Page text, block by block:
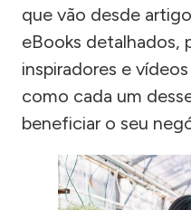
que vão desde
eBooks detalhados,
inspiradores e
como cada um
beneficiar o seu